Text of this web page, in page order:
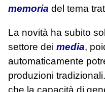
memoria del tema
La novità ha subito
settore dei media,
automaticamente
produzioni
che la capacità di